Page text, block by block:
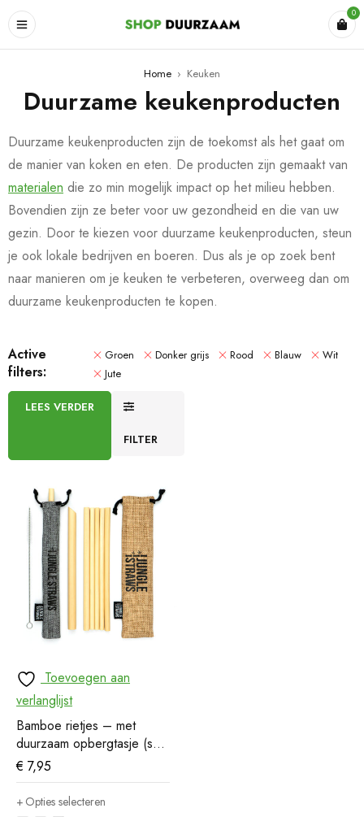
0
Home › Keuken
Duurzame keukenproducten
Duurzame keukenproducten zijn de toekomst als het gaat om
de manier van koken en eten. De producten zijn gemaakt van
materialen die zo min mogelijk impact op het milieu hebben.
Bovendien zijn ze beter voor uw gezondheid en die van uw
gezin. Door te kiezen voor duurzame keukenproducten, steun
je ook lokale bedrijven en boeren. Dus als je op zoek bent
naar manieren om je keuken te verbeteren, overweeg dan om
duurzame keukenproducten te kopen.
Active
filters:
Groen Donker grijs Rood Blauw
Wit
Jute
FILTER
LEES VERDER
Toevoegen aan
verlanglijst
Bamboe rietjes – met
duurzaam opbergtasje (set
van 6)
€ 7,95
Opties selecteren